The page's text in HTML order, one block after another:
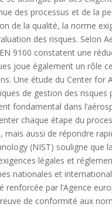
des processus et de la
de la qualité, la norme
des risques. Selon
9100 constatent une
joue également un rôle
Une étude du Center for
de gestion des risques
fondamental dans
chaque étape du
mais aussi de répondre
(NIST) souligne que
légales et
nationales et
renforcée par l’Agence
de conformité aux